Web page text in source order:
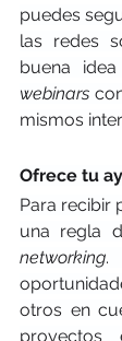
puedes
las redes
webinars
mismos
Ofrece tu
Para recibir
networking.
otros en
proyectos